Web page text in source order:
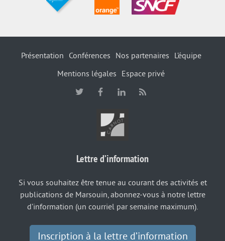
Présentation Conférences Nos partenaires
L’équipe
Mentions légales
Espace privé
Lettre d’information
Si vous souhaitez être tenue au courant des activités et
publications de Marsouin, abonnez-vous à notre lettre
d’information (un courriel par semaine maximum).
Inscription à la lettre d’information